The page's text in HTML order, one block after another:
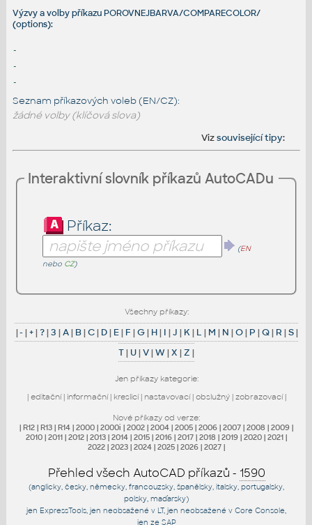
Výzvy a volby příkazu POROVNEJBARVA/COMPARECOLOR/
(options):
-
-
-
Seznam příkazových voleb (EN/CZ):
žádné volby (klíčová slova)
Vizsouvisející tipy:
Interaktivní slovník příkazů AutoCADu
Příkaz:
(EN
nebo CZ)
Všechny příkazy:
|- |+|?|3 |A| B|C| D| E| F |G| H| I |J | K| L | M | N |O| P |Q| R |S|
T| U|V|W|X |Z |
Jen příkazy kategorie:
| editační| informační| kreslicí| nastavovací| obslužný| zobrazovací|
Nové příkazy od verze:
| R12 | R13 | R14 | 2000 | 2000i | 2002 | 2004 | 2005 | 2006 | 2007 | 2008 | 2009 |
2010 | 2011 | 2012 | 2013 | 2014 | 2015 | 2016 | 2017 | 2018 | 2019 | 2020 | 2021 |
2022 | 2023 | 2024 | 2025 | 2026 | 2027 |
Přehled všech AutoCAD příkazů - 1590
(anglicky, česky, německy, francouzsky, španělsky, italsky, portugalsky,
polsky, maďarsky)
jen ExpressTools , jen neobsažené v LT, jen neobsažené v Core Console
jen ze SAP